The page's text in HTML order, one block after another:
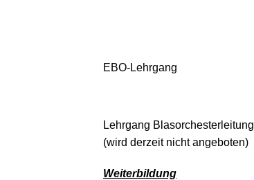
EBO-Lehrgang
Lehrgang Blasorchesterleitung
(wird derzeit nicht angeboten)
Weiterbildung